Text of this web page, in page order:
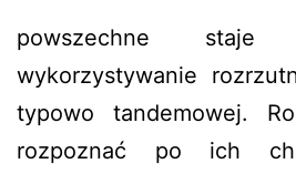
powszechne
wykorzystywanie
typowo tandemowej.
rozpoznać po ich